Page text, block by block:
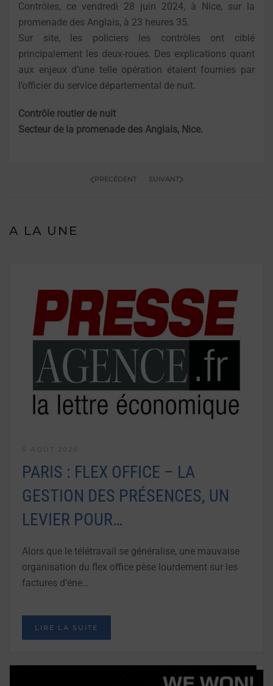
Contrôles, ce vendredi 28 juin 2024, à Nice, sur la
promenade des Anglais, à 23 heures 35.
Sur site, les policiers les contrôles ont ciblé
principalement les deux-roues. Des explications quant
aux enjeux d’une telle opération étaient fournies par
l’officier du service départemental de nuit.
Contrôle routier de nuit
Secteur de la promenade des Anglais, Nice.
PRÉCÉDENT SUIVANT
A LA UNE
PARIS : FLEX OFFICE – LA
GESTION DES PRÉSENCES, UN
LEVIER POUR…
Alors que le télétravail se généralise, une mauvaise
organisation du flex office pèse lourdement sur les
factures d’éne…
LIRE LA SUITE